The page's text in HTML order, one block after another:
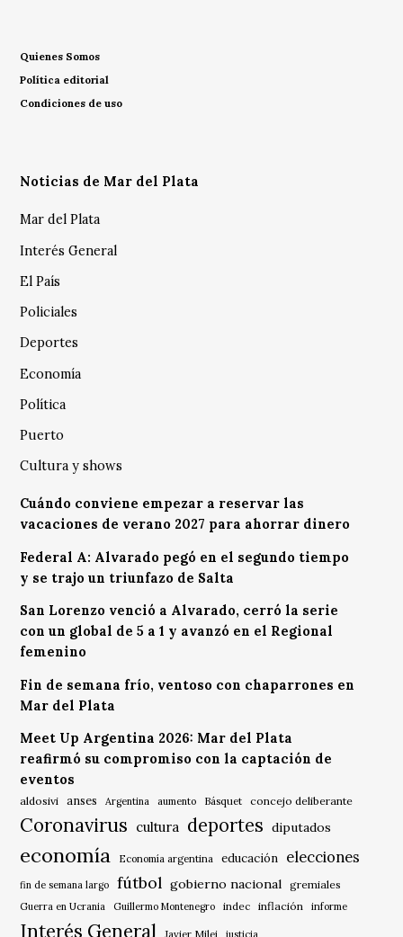
Quienes Somos
Política editorial
Condiciones de uso
Noticias de Mar del Plata
Mar del Plata
Interés General
El País
Policiales
Deportes
Economía
Política
Puerto
Cultura y shows
Cuándo conviene empezar a reservar las
vacaciones de verano 2027 para ahorrar dinero
Federal A: Alvarado pegó en el segundo tiempo
y se trajo un triunfazo de Salta
San Lorenzo venció a Alvarado, cerró la serie
con un global de 5 a 1 y avanzó en el Regional
femenino
Fin de semana frío, ventoso con chaparrones en
Mar del Plata
Meet Up Argentina 2026: Mar del Plata
reafirmó su compromiso con la captación de
eventos
aldosivi anses Argentina aumento Básquet concejo deliberante
Coronavirus cultura deportes diputados
economía Economía argentina educación elecciones
fin de semana largo fútbol gobierno nacional gremiales
Guerra en Ucrania Guillermo Montenegro indec inflación informe
Interés General Javier Milei justicia